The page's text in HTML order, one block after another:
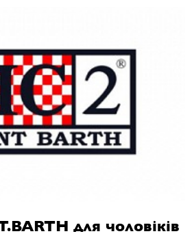
для чоловіків